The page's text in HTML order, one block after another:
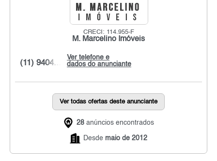
CRECI: 114.955-F
M. Marcelino Imóveis
Ver telefone e
dados do anunciante
(11) 9404...
Ver todas ofertas deste anunciante
28 anúncios encontrados
Desde maio de 2012